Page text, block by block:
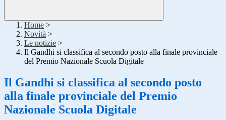
Home >
Novità >
Le notizie >
Il Gandhi si classifica al secondo posto alla finale provinciale
del Premio Nazionale Scuola Digitale
Il Gandhi si classifica al secondo posto
alla finale provinciale del Premio
Nazionale Scuola Digitale